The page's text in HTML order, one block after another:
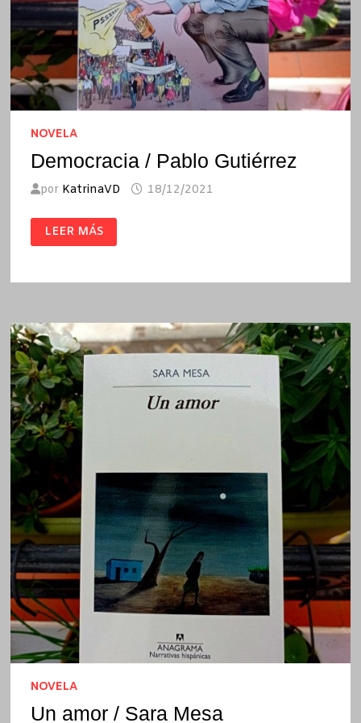
NOVELA
Democracia / Pablo Gutiérrez
por KatrinaVD 18/12/2021
DEMOCRACIA
/
PABLO
LEER MÁS
NOVELA
Un amor / Sara Mesa